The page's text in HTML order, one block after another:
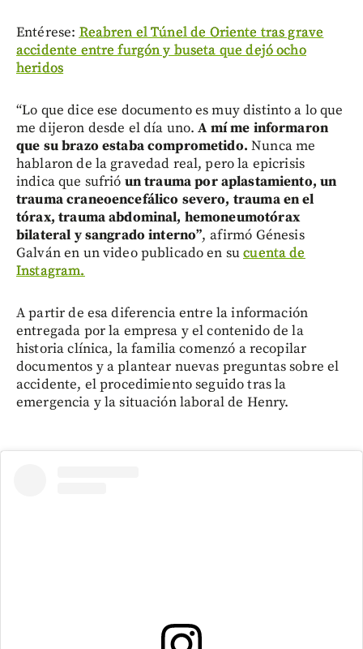
Entérese: Reabren el Túnel de Oriente tras grave
accidente entre furgón y buseta que dejó ocho
heridos
“Lo que dice ese documento es muy distinto a lo que
me dijeron desde el día uno.A mí me informaron
que su brazo estaba comprometido. Nunca me
hablaron de la gravedad real, pero la epicrisis
indica que sufrió un trauma por aplastamiento, un
trauma craneoencefálico severo, trauma en el
tórax, trauma abdominal, hemoneumotórax
bilateral y sangrado interno”, afirmó Génesis
Galván en un video publicado en sucuenta de
Instagram.
A partir de esa diferencia entre la información
entregada por la empresa y el contenido de la
historia clínica, la familia comenzó a recopilar
documentos y a plantear nuevas preguntas sobre el
accidente, el procedimiento seguido tras la
emergencia y la situación laboral de Henry.